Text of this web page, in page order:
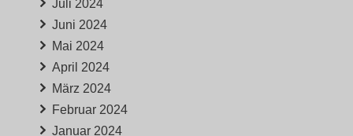
Juli 2024
Juni 2024
Mai 2024
April 2024
März 2024
Februar 2024
Januar 2024